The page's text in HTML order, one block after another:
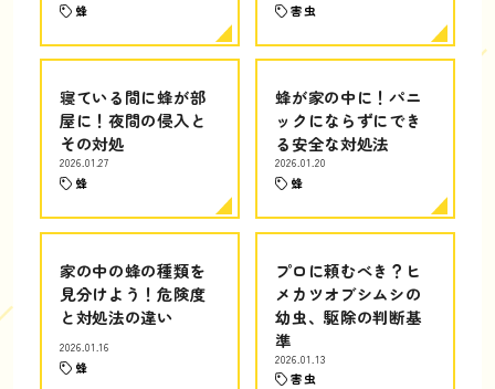
蜂 害虫
寝ている間に蜂が部
屋に！夜間の侵入と
その対処
2026.01.27
蜂
蜂が家の中に！パニ
ックにならずにでき
る安全な対処法
2026.01.20
蜂
家の中の蜂の種類を
見分けよう！危険度
と対処法の違い
2026.01.16
蜂
プロに頼むべき？ヒ
メカツオブシムシの
幼虫、駆除の判断基
準
2026.01.13
害虫